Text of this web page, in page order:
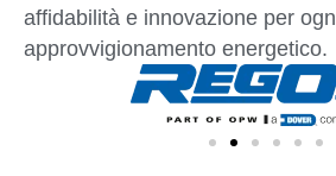
affidabilità e innovazione per
approvvigionamento energetico.